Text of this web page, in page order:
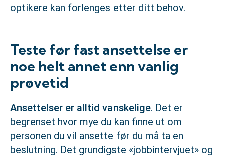
optikere kan forlenges etter ditt behov.
Teste før fast ansettelse er
noe helt annet enn vanlig
prøvetid
Ansettelser er alltid vanskelige. Det er
begrenset hvor mye du kan finne ut om
personen du vil ansette før du må ta en
beslutning. Det grundigste «jobbintervjuet» og